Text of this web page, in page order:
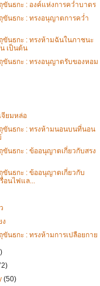
นธกะ : องค์แห่งการคว่ำบาตร
นธกะ : ทรงอนุญาตการคว่ำ
ขันธกะ : ทรงห้ามฉันในภาชนะ
เป็นต้น
นธกะ : ทรงอนุญาตรับของหอม
ยมหล่อ
ขันธกะ : ทรงห้ามนอนบนที่นอน
นธกะ : ข้ออนุญาตเกี่ยวกับสรง
นธกะ : ข้ออนุญาตเกี่ยวกับ
อนไฟแล...
ง
นธกะ : ทรงห้ามการเปลือยกาย
(50)